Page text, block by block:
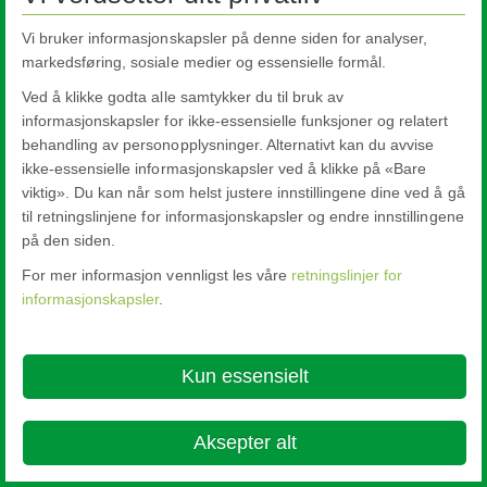
Vi bruker informasjonskapsler på denne siden for analyser,
markedsføring, sosiale medier og essensielle formål.
Ved å klikke godta alle samtykker du til bruk av
informasjonskapsler for ikke-essensielle funksjoner og relatert
behandling av personopplysninger. Alternativt kan du avvise
ikke-essensielle informasjonskapsler ved å klikke på «Bare
viktig». Du kan når som helst justere innstillingene dine ved å gå
til retningslinjene for informasjonskapsler og endre innstillingene
på den siden.
For mer informasjon vennligst les våre retningslinjer for
informasjonskapsler.
Kun essensielt
Aksepter alt